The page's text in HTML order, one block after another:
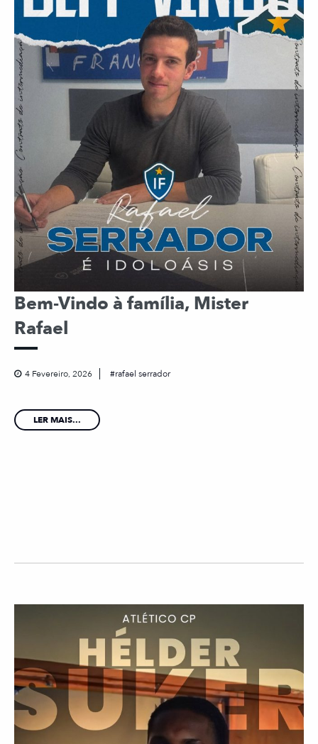
Bem-Vindo à família, Mister
Rafael
4 Fevereiro, 2026 rafael serrador
LER MAIS...